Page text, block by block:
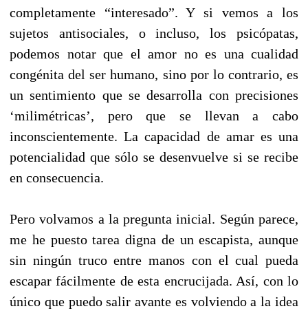
completamente “interesado”. Y si vemos a los
sujetos antisociales, o incluso, los psicópatas,
podemos notar que el amor no es una cualidad
congénita del ser humano, sino por lo contrario, es
un sentimiento que se desarrolla con precisiones
‘milimétricas’, pero que se llevan a cabo
inconscientemente. La capacidad de amar es una
potencialidad que sólo se desenvuelve si se recibe
en consecuencia.
Pero volvamos a la pregunta inicial. Según parece,
me he puesto tarea digna de un escapista, aunque
sin ningún truco entre manos con el cual pueda
escapar fácilmente de esta encrucijada. Así, con lo
único que puedo salir avante es volviendo a la idea